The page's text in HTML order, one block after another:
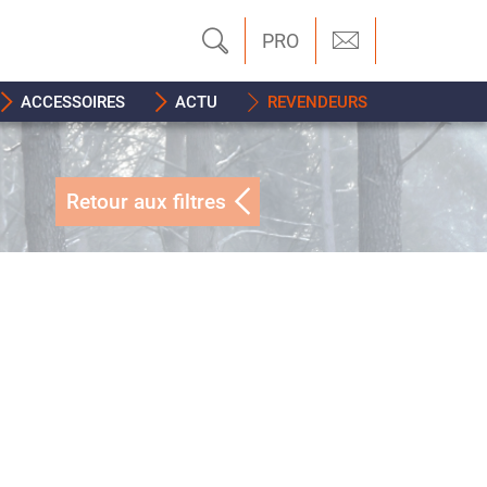
PRO
ACCESSOIRES ACTU REVENDEURS
Retour aux filtres